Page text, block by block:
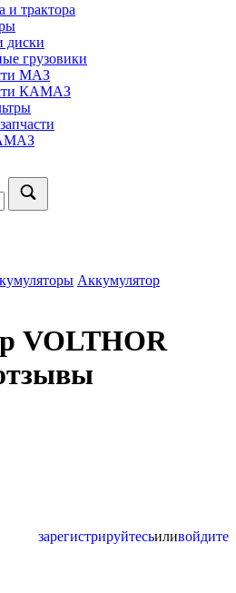
и трактора
диски
грузовики
МАЗ
КАМАЗ
Аккумулятор
VOLTHOR
зарегистрируйтесьиливойдите